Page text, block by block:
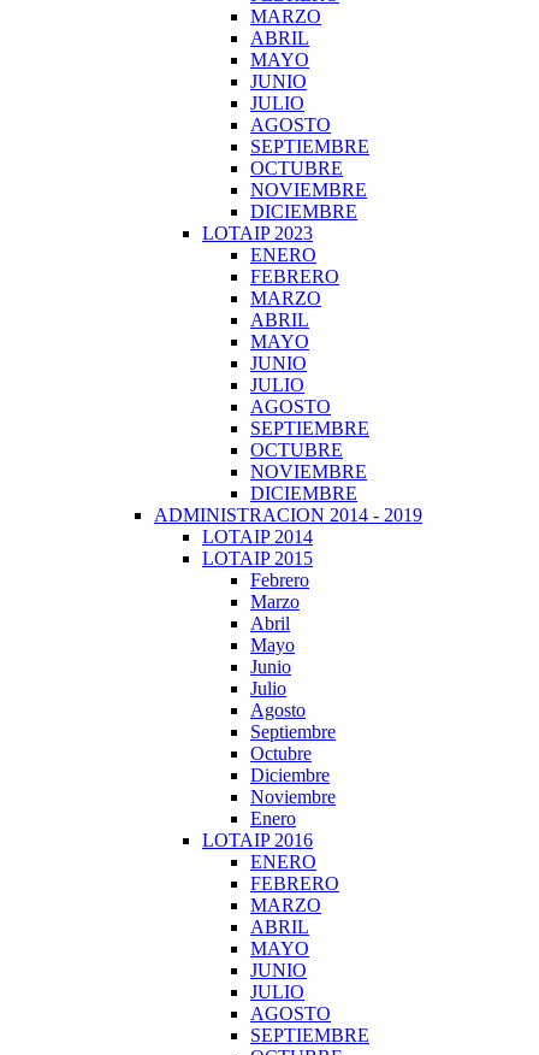
MARZO
ABRIL
MAYO
JUNIO
JULIO
AGOSTO
SEPTIEMBRE
OCTUBRE
NOVIEMBRE
DICIEMBRE
LOTAIP 2023
ENERO
FEBRERO
MARZO
ABRIL
MAYO
JUNIO
JULIO
AGOSTO
SEPTIEMBRE
OCTUBRE
NOVIEMBRE
DICIEMBRE
ADMINISTRACION 2014 - 2019
LOTAIP 2014
LOTAIP 2015
Febrero
Marzo
Abril
Mayo
Junio
Julio
Agosto
Septiembre
Octubre
Diciembre
Noviembre
Enero
LOTAIP 2016
ENERO
FEBRERO
MARZO
ABRIL
MAYO
JUNIO
JULIO
AGOSTO
SEPTIEMBRE